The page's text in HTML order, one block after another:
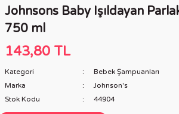
Johnsons Baby Işıldayan
750 ml
143,80 TL
Kategori
Bebek Şampuanları
Marka
Johnson's
Stok Kodu
44904